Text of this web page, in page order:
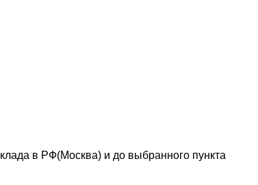
в РФ(Москва) и до выбранного пункта